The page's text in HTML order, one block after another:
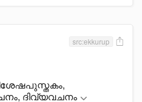
src:ekkurup
ദിവ്യവചനം